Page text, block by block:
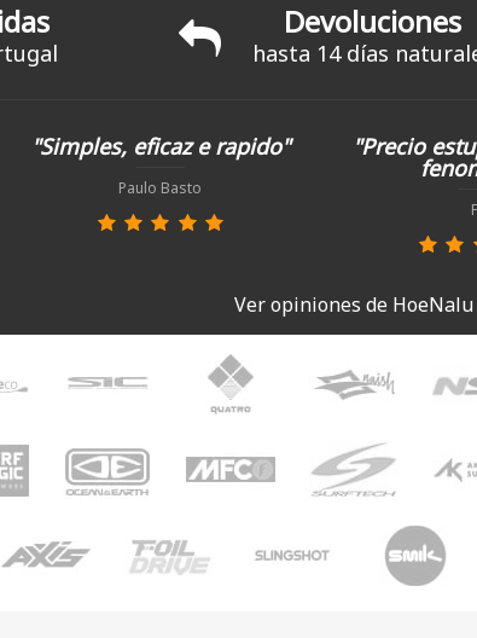
Devoluciones
hasta 14 días
"Simples, eficaz e rapido"
Paulo Basto
"Precio
Ver opiniones de HoeNalu